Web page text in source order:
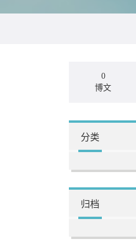
0
博文
分类
归档